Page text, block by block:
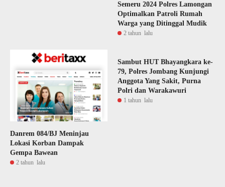
Semeru 2024 Polres Lamongan
Optimalkan Patroli Rumah
Warga yang Ditinggal Mudik
2 tahun lalu
Danrem 084/BJ Meninjau
Lokasi Korban Dampak
Gempa Bawean
2 tahun lalu
Sambut HUT Bhayangkara ke-
79, Polres Jombang Kunjungi
Anggota Yang Sakit, Purna
Polri dan Warakawuri
1 tahun lalu